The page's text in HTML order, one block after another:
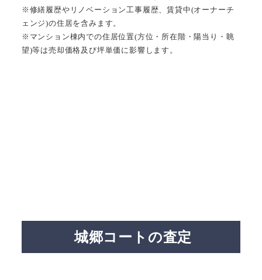
※修繕履歴やリノベーション工事履歴、賃貸中(オーナーチ
ェンジ)の住居を含みます。
※マンション棟内での住居位置(方位・所在階・陽当り・眺
望)等は売却価格及び坪単価に影響します。
城郷コートの査定